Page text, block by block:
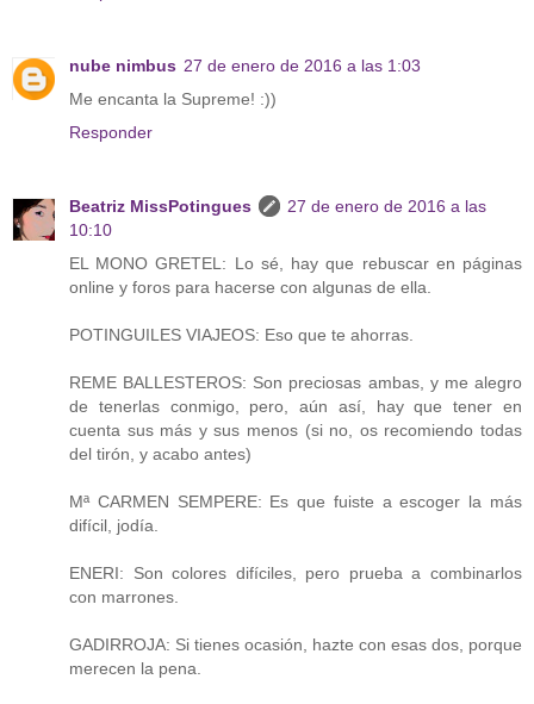
nube nimbus 27 de enero de 2016 a las 1:03
Me encanta la Supreme! :))
Responder
Beatriz MissPotingues
27 de enero de 2016 a las
10:10
EL MONO GRETEL: Lo sé, hay que rebuscar en páginas
online y foros para hacerse con algunas de ella.
POTINGUILES VIAJEOS: Eso que te ahorras.
REME BALLESTEROS: Son preciosas ambas, y me alegro
de tenerlas conmigo, pero, aún así, hay que tener en
cuenta sus más y sus menos (si no, os recomiendo todas
del tirón, y acabo antes)
Mª CARMEN SEMPERE: Es que fuiste a escoger la más
difícil, jodía.
ENERI: Son colores difíciles, pero prueba a combinarlos
con marrones.
GADIRROJA: Si tienes ocasión, hazte con esas dos, porque
merecen la pena.